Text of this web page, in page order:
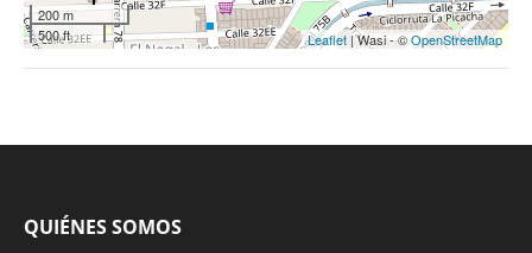
200 m
500 ft
Leaflet | Wasi - ©OpenStreetMap
QUIÉNES SOMOS